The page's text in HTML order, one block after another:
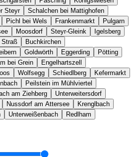
Steyr
Schalchen bei Mattighofen
Pichl bei Wels Frankenmarkt
Pulgarn
Moosdorf Steyr-Gleink
Igelsberg
Straß
Buchkirchen
Goldwörth Eggerding
Pötting
bei Grein
Engelhartszell
Wolfsegg Schiedlberg
Kefermarkt
Peilstein im Mühlviertel
am Ziehberg
Unterweitersdorf
Nussdorf am Attersee
Krenglbach
Unterweißenbach Redlham